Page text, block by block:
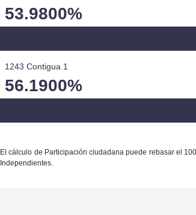
53.9800%
1243 Contigua 1
56.1900%
El cálculo de Participación ciudadana puede rebasar el
Independientes.